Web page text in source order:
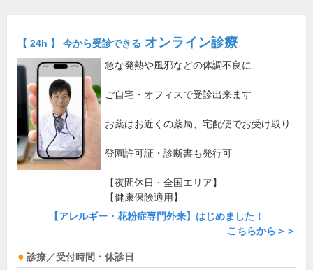
【 24h 】 今から受診できる オンライン診療
急な発熱や風邪などの体調不良に
ご自宅・オフィスで受診出来ます
お薬はお近くの薬局、宅配便でお受け取り
登園許可証・診断書も発行可
【夜間休日・全国エリア】
【健康保険適用】
【アレルギー・花粉症専門外来】はじめました！
こちらから＞＞
診療／受付時間・休診日